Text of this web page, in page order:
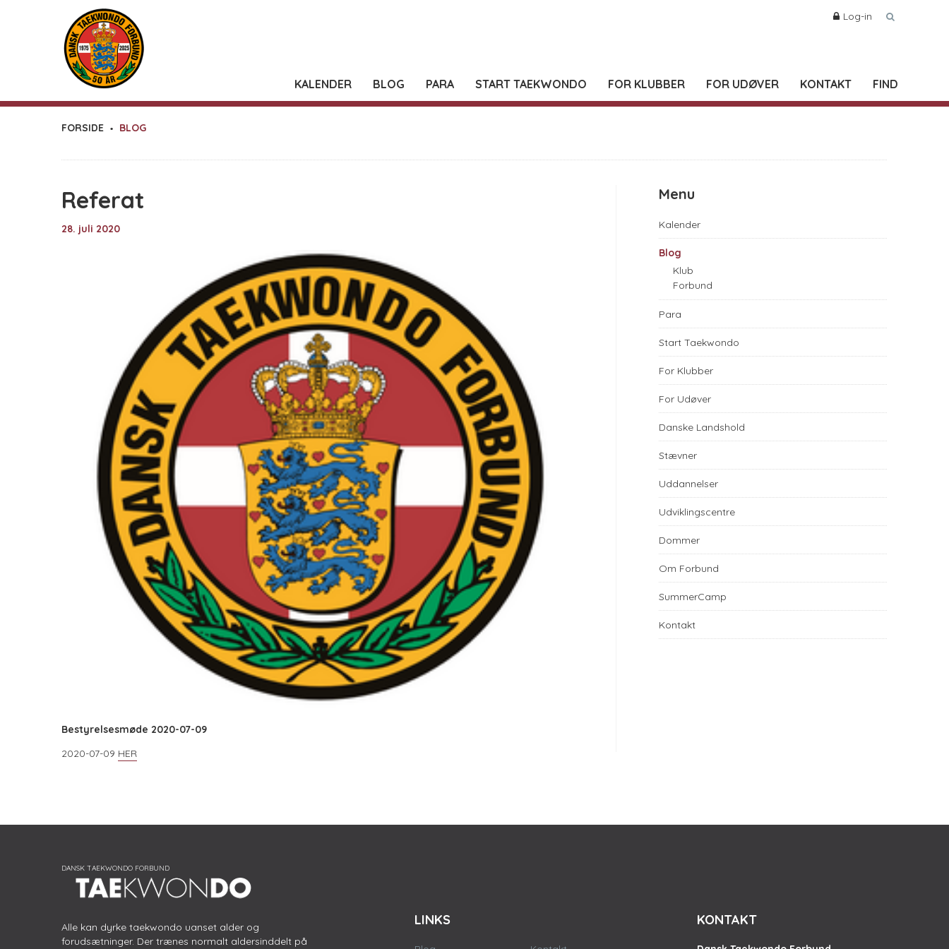
Log-in
KALENDER BLOG PARA START TAEKWONDO FOR KLUBBER FOR UDØVER KONTAKT FIND
FORSIDE BLOG
Referat
28. juli 2020
Bestyrelsesmøde 2020-07-09
2020-07-09 HER
Menu
Kalender
Blog
Klub
Forbund
Para
Start Taekwondo
For Klubber
For Udøver
Danske Landshold
Stævner
Uddannelser
Udviklingscentre
Dommer
Om Forbund
SummerCamp
Kontakt
Alle kan dyrke taekwondo uanset alder og
forudsætninger. Der trænes normalt aldersinddelt på
LINKS KONTAKT